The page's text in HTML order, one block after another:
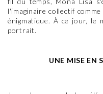
l'imaginaire collectif
énigmatique. À ce jour, le
portrait.
UNE MISE EN